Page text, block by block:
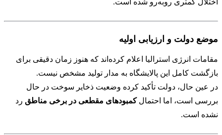
موضع دولت و ارزیابی اولیه
مقامات انرژی استرالیا اعلام کرده‌اند که هنوز زمان دقیقی برای
بازگشت کامل این پالایشگاه به مدار تولید مشخص نیست.
در عین حال، دولت تأکید کرده وضعیت ذخایر سوخت در حال
بررسی است، اما احتمالکمبودهای مقطعی در برخی مناطق رد
نشده است.